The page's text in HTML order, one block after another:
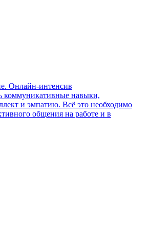
Онлайн-интенсив
коммуникативные навыки,
и эмпатию. Всё это необходимо
общения на работе и в